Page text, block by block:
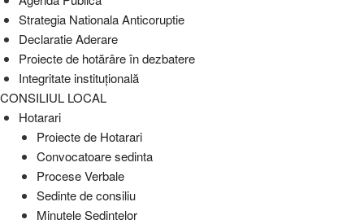
Strategia Nationala Anticoruptie
Declaratie Aderare
Proiecte de hotărâre în dezbatere
Integritate instituțională
CONSILIUL LOCAL
Hotarari
Proiecte de Hotarari
Convocatoare sedinta
Procese Verbale
Sedinte de consiliu
Minutele Sedintelor